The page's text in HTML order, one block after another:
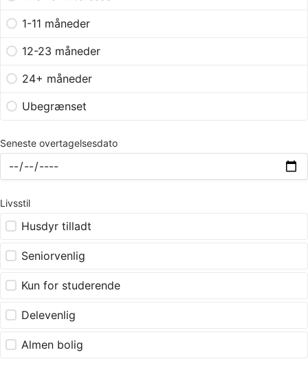
1-11 måneder
12-23 måneder
24+ måneder
Ubegrænset
Seneste overtagelsesdato
Livsstil
Husdyr tilladt
Seniorvenlig
Kun for studerende
Delevenlig
Almen bolig